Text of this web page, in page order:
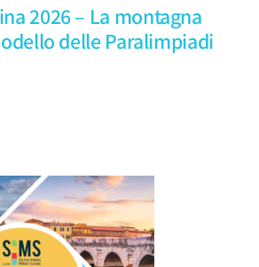
2026 – La montagna
delle Paralimpiadi